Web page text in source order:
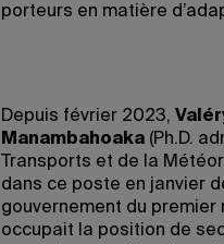
porteurs en matière
Depuis février 2023,
Manambahoaka (Ph.D.
Transports et de la
dans ce poste en janvier
gouvernement du premier
occupait la position de